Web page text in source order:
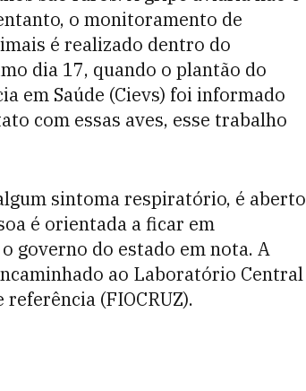
o monitoramento de
é realizado dentro do
dia 17, quando o plantão do
em Saúde (Cievs) foi informado
com essas aves, esse trabalho
sintoma respiratório, é aberto
é orientada a ficar em
governo do estado em nota. A
ao Laboratório Central
(FIOCRUZ).